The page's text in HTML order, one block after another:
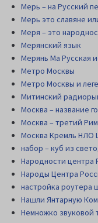
Мерь – на Русский
Мерь это славяне
Меря – это
Мерянский язык
Мерянь Ма Русская
Метро Москвы
Метро Москвы и
Митинский
Москва – название
Москва – третий
Москва Кремль НЛО
набор – куб из
Народности центра
Народы Центра
настройка роутера
Нашли Янтарную
Немножко звуковой